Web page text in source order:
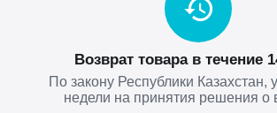
Возврат товара в течение
По закону Республики Казахстан,
недели на принятия решения о